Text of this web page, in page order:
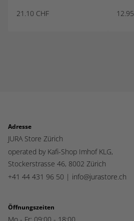
21.10 CHF 12.95
Adresse
JURA Store Zürich
operated by Kafi-Shop Imhof KLG,
Stockerstrasse 46, 8002 Zürich
+41 44 431 96 50 | info@jurastore.ch
Öffnungszeiten
Mo - Fr: 09:00 - 18:00